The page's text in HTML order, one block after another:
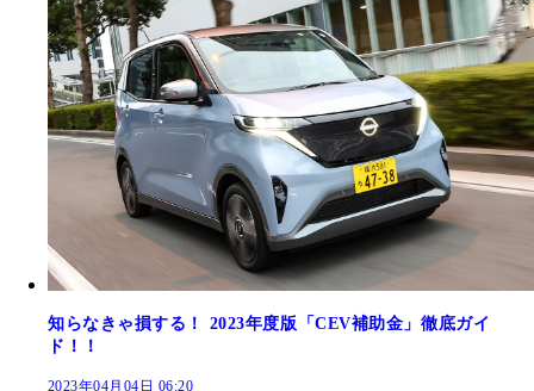
知らなきゃ損する！ 2023年度版「CEV補助金」徹底ガイ
ド！！
2023年04月04日 06:20